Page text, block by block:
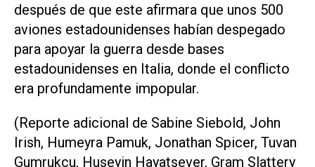
después de que este afirmara que unos 500
aviones estadounidenses habían despegado
para apoyar la guerra desde bases
estadounidenses en Italia, donde el conflicto
era profundamente impopular.
(Reporte adicional de Sabine Siebold, John
Irish, Humeyra Pamuk, Jonathan Spicer, Tuvan
Gumrukcu, Huseyin Hayatsever, Gram Slattery